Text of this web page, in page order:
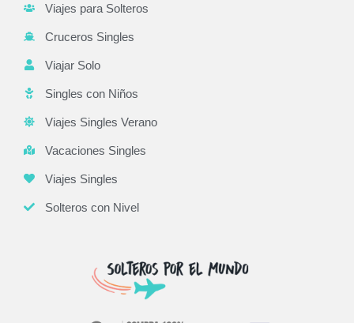
Viajes para Solteros
Cruceros Singles
Viajar Solo
Singles con Niños
Viajes Singles Verano
Vacaciones Singles
Viajes Singles
Solteros con Nivel